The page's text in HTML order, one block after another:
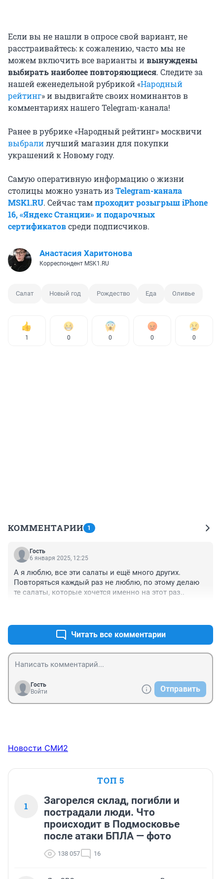
Если вы не нашли в опросе свой вариант, не
расстраивайтесь: к сожалению, часто мы не
можем включить все варианты ивынуждены
выбирать наиболее повторяющиеся. Следите за
нашей еженедельной рубрикой «Народный
рейтинг» и выдвигайте своих номинантов в
комментариях нашего Telegram-канала!
Ранее в рубрике «Народный рейтинг» москвичи
выбралилучший магазин для покупки
украшений к Новому году.
Самую оперативную информацию о жизни
столицы можно узнать изTelegram-канала
MSK1.RU. Сейчас тампроходит розыгрыш iPhone
16, «Яндекс Станции» и подарочных
сертификатовсреди подписчиков.
Анастасия Харитонова
Корреспондент MSK1.RU
Салат Новый год Рождество Еда Оливье
1 0 0 0 0
КОММЕНТАРИИ 1
Гость
6 января 2025, 12:25
А я люблю, все эти салаты и ещё много других.
Повторяться каждый раз не люблю, по этому делаю
те салаты, которые хочется именно на этот раз..
Читать все комментарии
Гость
Войти
Отправить
Новости СМИ2
ТОП 5
1
Загорелся склад, погибли и
пострадали люди. Что
происходит в Подмосковье
после атаки БПЛА — фото
138 057 16